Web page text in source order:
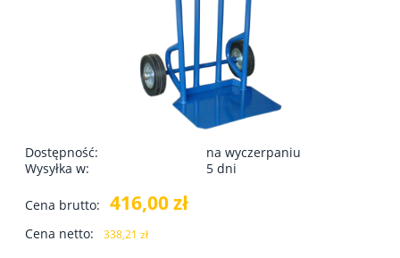
Dostępność:
na wyczerpaniu
Wysyłka w:
5 dni
Cena brutto: 416,00 zł
Cena netto: 338,21 zł